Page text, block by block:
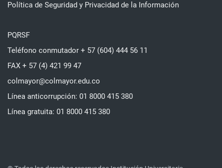
Política de Seguridad y Privacidad de la Información
PQRSF
Teléfono conmutador + 57 (604) 444 56 11
FAX + 57 (4) 421 99 47
colmayor@colmayor.edu.co
Línea anticorrupción: 01 8000 415 380
Línea gratuita: 01 8000 415 380